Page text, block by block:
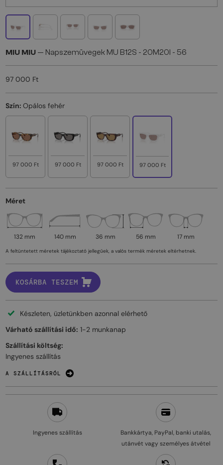
Ingyenes szállítás
Bankkártya, PayPal, banki utalás,
utánvét vagy személyes átvétel
MIU MIU — Napszemüvegek MU B12S - 20M20I - 56
97 000 Ft
Szín: Opálos fehér
97 000 Ft 97 000 Ft 97 000 Ft 97 000 Ft
Méret
132 mm 140 mm 36 mm 56 mm 17 mm
A feltüntetett méretek tájékoztató jellegűek, a valós termék méretek eltérhetnek.
KOSÁRBA TESZEM
Készleten, üzletünkben azonnal elérhető
Várható szállítási idő: 1-2 munkanap
Szállítási költség:
Ingyenes szállítás
A SZÁLLÍTÁSRÓL